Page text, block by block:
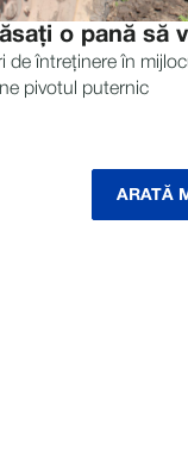
o pană să
de întreținere în
pivotul puternic
ARATĂ